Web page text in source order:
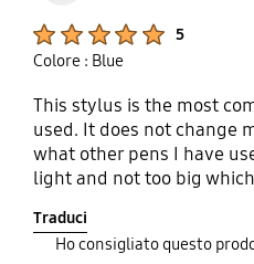
5
Colore : Blue
This stylus is the most
used. It does not change
what other pens I have
light and not too big
on the smaller side. The
charged, which helps
Traduci
Ho consigliato questo